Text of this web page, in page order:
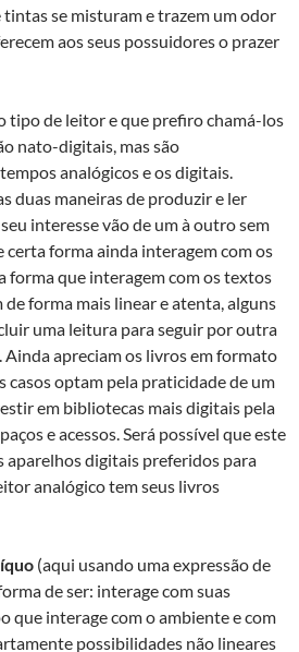
se misturam e trazem um odor
aos seus possuidores o prazer
tipo de leitor e que prefiro chamá-los
nato-digitais, mas são
analógicos e os digitais.
duas maneiras de produzir e ler
interesse vão de um à outro sem
certa forma ainda interagem com os
forma que interagem com os textos
de forma mais linear e atenta, alguns
uma leitura para seguir por outra
Ainda apreciam os livros em formato
casos optam pela praticidade de um
em bibliotecas mais digitais pela
e acessos. Será possível que este
digitais preferidos para
analógico tem seus livros
(aqui usando uma expressão de
de ser: interage com suas
que interage com o ambiente e com
possibilidades não lineares